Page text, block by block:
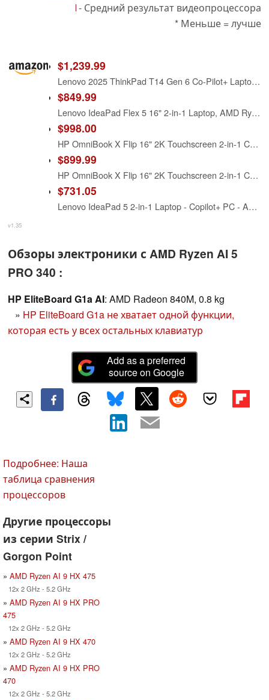
- Средний результат видеопроцессора
* Меньше = лучше
$1,239.99
Lenovo 2025 ThinkPad T14 Gen 6 Co-Pilot+ Laptop - AMD Ryzen AI 5 PRO 340, 14” WUXGA 1920x1200 400 Nits Display, 16GB Ram, 512GB SSD, 5MP RGB Cam, FP Reader, Backlit KYB, Windows 11 Pro - 21QJ00CQUS
$849.99
Lenovo IdeaPad Flex 5 16" 2-in-1 Laptop, AMD Ryzen AI 5 340, 16GB DDR5
$998.00
HP OmniBook X Flip 16" 2K Touchscreen 2-in-1 Copilot+ Laptop, AMD Ryzen AI 5 340, 16GB RAM 1TB SSD, Wi-Fi 6E, Bluetooth 5.3, Backlit Keyboard, 256gb 9H Docking Station, Windows 11 Pro, Meteor Silver
$899.99
HP OmniBook X Flip 16" 2K Touchscreen 2-in-1 Copilot+ Laptop, AMD Ryzen AI 5 340, 16GB RAM 512GB SSD, Wi-Fi 6E, Bluetooth 5.3, Backlit Keyboard, 256gb 9H docking station, Windows 11 Pro, Meteor Silver
$731.05
Lenovo IdeaPad 5 2-in-1 Laptop - Copilot+ PC - AMD Ryzen AI 5 340 CPU - 16" WUXGA IPS Touchscreen Display - 16GB RAM - 1TB Storage - AMD Radeon 840M GPU - Luna Grey
v1.35
Обзоры электроники с AMD Ryzen AI 5
PRO 340 :
HP EliteBoard G1a AI: AMD Radeon 840M, 0.8 kg
» HP EliteBoard G1a не хватает одной функции,
которая есть у всех остальных клавиатур
Add as a preferred
source on Google
Подробнее: Наша
таблица сравнения
процессоров
Другие процессоры
из серии Strix /
Gorgon Point
» AMD Ryzen AI 9 HX 475
12x 2 GHz - 5.2 GHz
» AMD Ryzen AI 9 HX PRO
475
12x 2 GHz - 5.2 GHz
» AMD Ryzen AI 9 HX 470
12x 2 GHz - 5.2 GHz
» AMD Ryzen AI 9 HX PRO
470
12x 2 GHz - 5.2 GHz